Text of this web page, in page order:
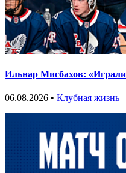
Ильнар Мисбахов: «Играли
06.08.2026 • Клубная жизнь